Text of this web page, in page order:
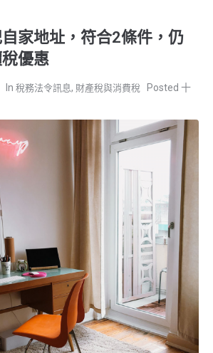
家地址，符合2條件，仍
優惠
稅務法令訊息, 財產稅與消費稅
十